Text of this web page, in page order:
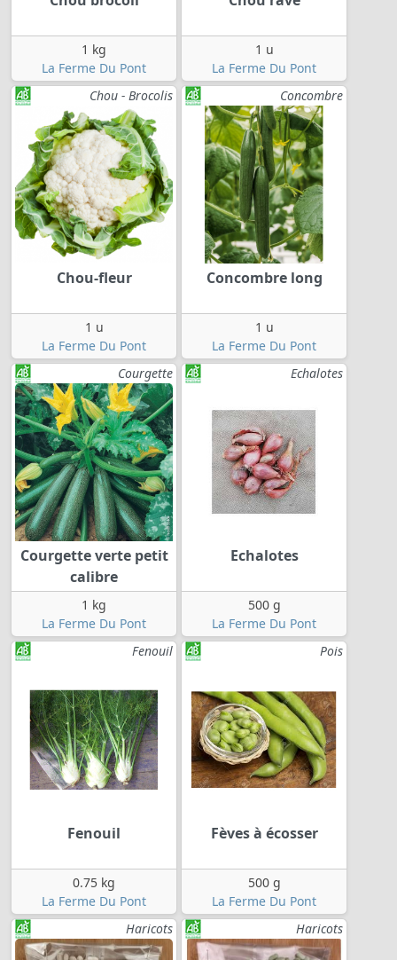
1 kg
La Ferme Du Pont
1 u
La Ferme Du Pont
Chou - Brocolis
Chou-fleur
1 u
La Ferme Du Pont
Concombre
Concombre long
1 u
La Ferme Du Pont
Courgette
Courgette verte petit
calibre
1 kg
La Ferme Du Pont
Echalotes
Echalotes
500 g
La Ferme Du Pont
Fenouil
Fenouil
0.75 kg
La Ferme Du Pont
Pois
Fèves à écosser
500 g
La Ferme Du Pont
Haricots
Haricots